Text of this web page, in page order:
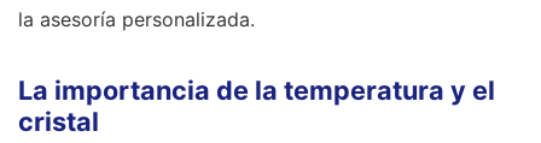
la asesoría personalizada.
La importancia de la temperatura y el
cristal